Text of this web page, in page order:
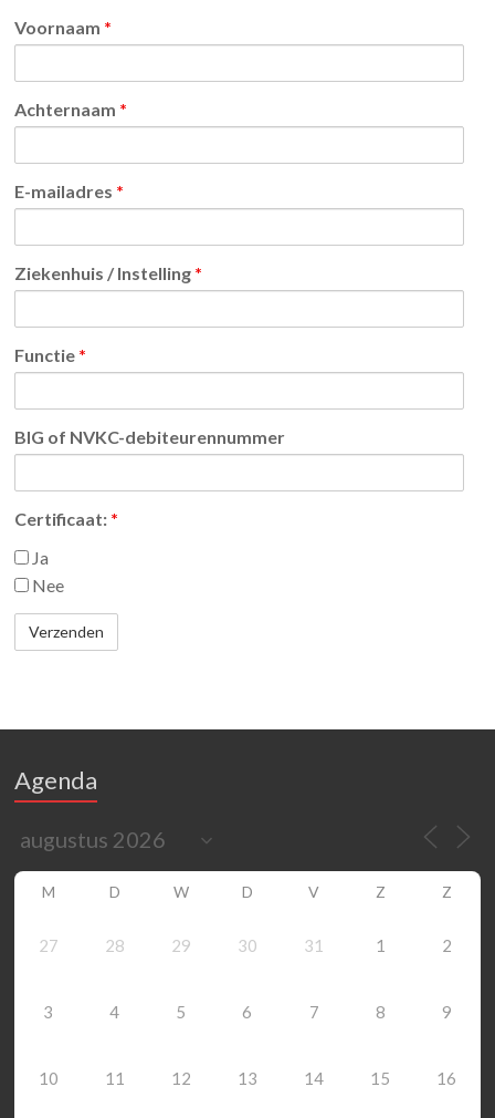
Voornaam *
Achternaam *
E-mailadres *
Ziekenhuis / Instelling *
Functie *
BIG of NVKC-debiteurennummer
Certificaat: *
Ja
Nee
Agenda
M D W D V Z Z
27 28 29 30 31 1 2
3 4 5 6 7 8 9
10 11 12 13 14 15 16